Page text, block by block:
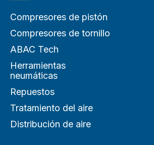
Compresores de pistón
Compresores de tornillo
ABAC Tech
Herramientas
neumáticas
Repuestos
Tratamiento del aire
Distribución de aire